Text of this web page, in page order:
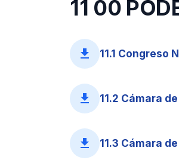
11 00
file_download 11.1 Congreso
file_download 11.2 Cámara
file_download 11.3 Cámara